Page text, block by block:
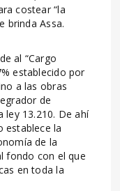
costear “la
brinda Assa.
al “Cargo
establecido por
a las obras
de
ley 13.210. De ahí
establece la
de la
fondo con el que
en toda la